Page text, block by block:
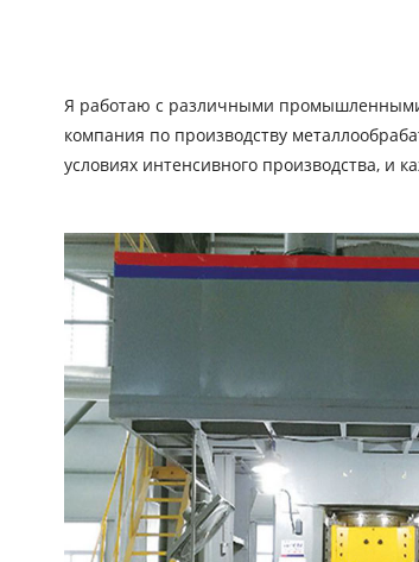
Я работаю с различными промышленными
компания по производству
условиях интенсивного производства, и